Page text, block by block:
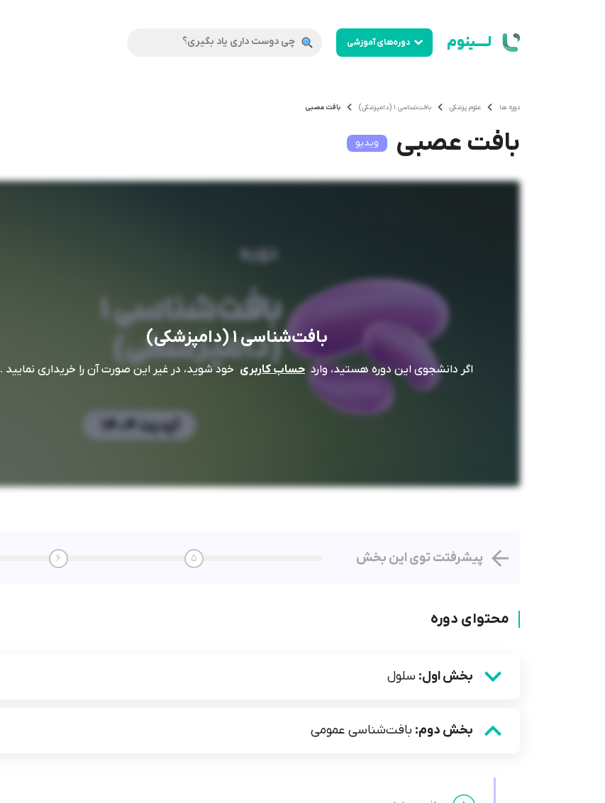
لــــینوم دوره‌های آموزشی
دوره ها علوم پزشکی بافت‌شناسی 1 (دامپزشکی) بافت عصبی
بافت عصبی ویدیو
بافت‌شناسی 1 (دامپزشکی)
اگر دانشجوی این دوره هستید، وارد حساب کاربری خود شوید، در غیر این صورت آن را خریداری نمایید .
پیشرفتت توی این بخش 5
6
محتوای دوره
بخش اول: سلول
بخش دوم: بافت‌شناسی عمومی